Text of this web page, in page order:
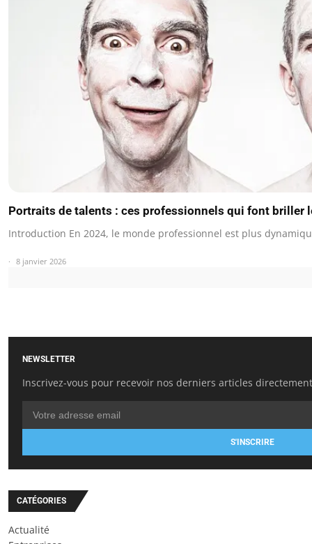
Portraits de talents : ces professionnels qui font briller
Introduction En 2024, le monde professionnel est plus
8 janvier 2026
NEWSLETTER
Inscrivez-vous pour recevoir nos derniers articles
S'INSCRIRE
CATÉGORIES
Actualité